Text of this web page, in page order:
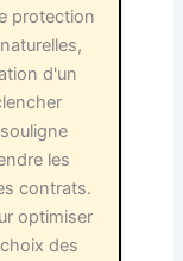
protection
d'un
les
contrats.
optimiser
des